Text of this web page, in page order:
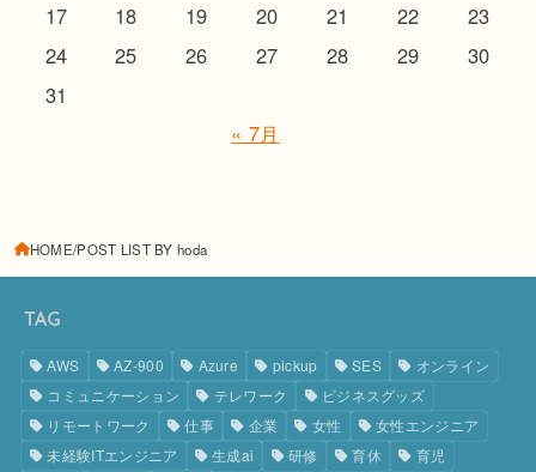
17
18 19 20 21 22
23
24
25 26 27 28 29
30
31
« 7月
HOME POST LIST BY hoda
TAG
AWS AZ-900 Azure pickup SES
オンライン
コミュニケーション
テレワーク
ビジネスグッズ
リモートワーク
仕事 企業 女性
女性エンジニア
未経験ITエンジニア
生成ai 研修 育休 育児